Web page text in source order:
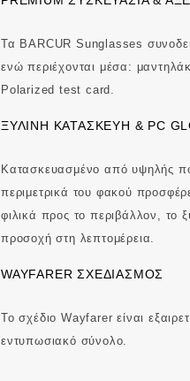
Τα BARCUR Sunglasses
ενώ περιέχονται μέσα:
Polarized test card.
ΞΎΛΙΝΗ ΚΑΤΑΣΚΕΥΉ & PC
Κατασκευασμένο από υψηλής
περιμετρικά του φακού
φιλικά προς το περιβάλλον, το
προσοχή στη λεπτομέρεια.
WAYFARER ΣΧΕΔΙΑΣΜΌΣ
Το σχέδιο Wayfarer είναι
εντυπωσιακό σύνολο.